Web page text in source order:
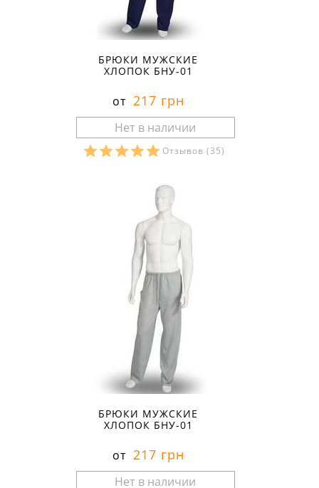
БРЮКИ МУЖСКИЕ
ХЛОПОК БНУ-01
от 217 грн
Отзывов (35)
БРЮКИ МУЖСКИЕ
ХЛОПОК БНУ-01
от 217 грн